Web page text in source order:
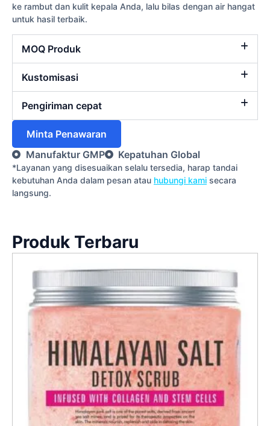
ke rambut dan kulit kepala Anda, lalu bilas dengan air hangat
untuk hasil terbaik.
MOQ Produk
Kustomisasi
Pengiriman cepat
Minta Penawaran
Manufaktur GMP
Kepatuhan Global
*Layanan yang disesuaikan selalu tersedia, harap tandai
kebutuhan Anda dalam pesan atau hubungi kami secara
langsung.
Produk Terbaru